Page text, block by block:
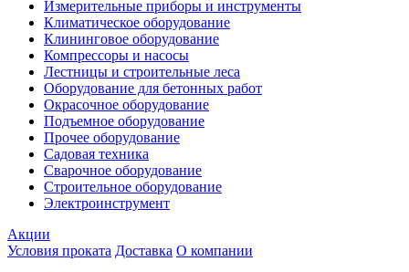
Измерительные приборы и инструменты
Климатическое оборудование
Клининговое оборудование
Компрессоры и насосы
Лестницы и строительные леса
Оборудование для бетонных работ
Окрасочное оборудование
Подъемное оборудование
Прочее оборудование
Садовая техника
Сварочное оборудование
Строительное оборудование
Электроинструмент
Акции
Условия проката Доставка О компании